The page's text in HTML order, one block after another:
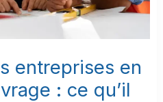
entreprises en
: ce qu’il